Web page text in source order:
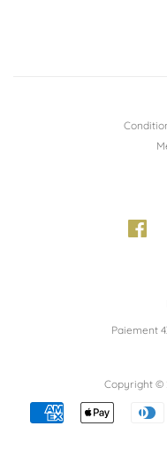
Paiement
Copyright ©